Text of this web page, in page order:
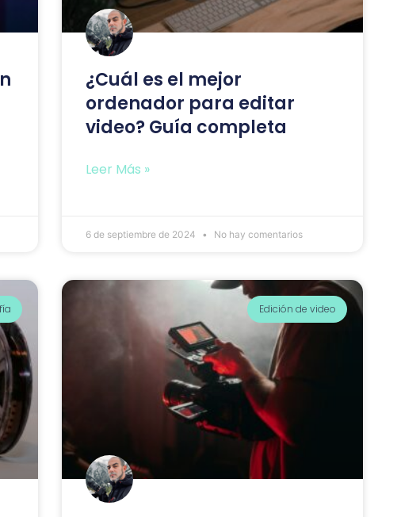
¿Cuál es el mejor
ordenador para editar
video? Guía completa
Leer Más »
6 de septiembre de 2024 No hay comentarios
Edición de video